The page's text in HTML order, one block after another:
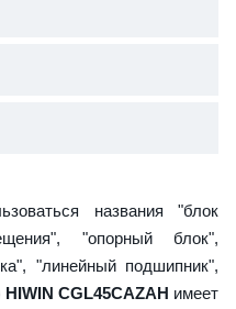
названия "блок
"опорный блок",
"линейный подшипник",
HIWIN CGL45CAZAH имеет